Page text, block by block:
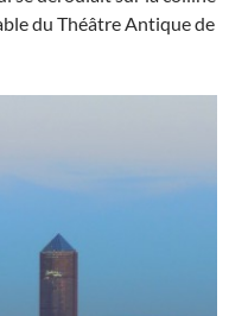
du Théâtre Antique de